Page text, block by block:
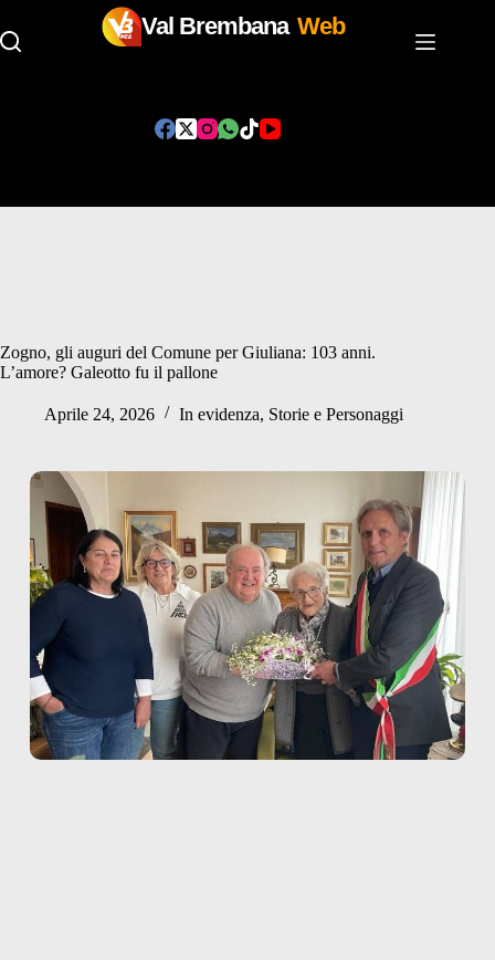
Val Brembana Web
Zogno, gli auguri del Comune per Giuliana: 103 anni.
L’amore? Galeotto fu il pallone
Aprile 24, 2026 In evidenza, Storie e Personaggi